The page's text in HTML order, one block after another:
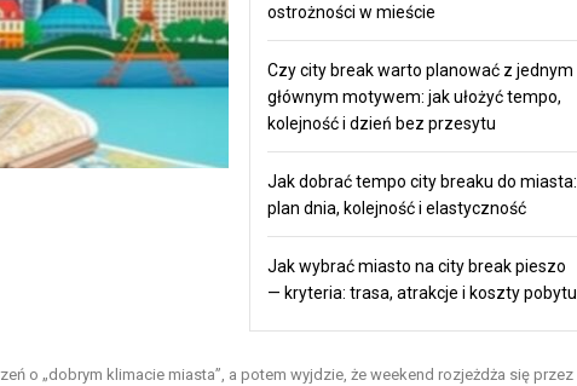
ostrożności w mieście
Czy city break warto planować z jednym
głównym motywem: jak ułożyć tempo,
kolejność i dzień bez przesytu
Jak dobrać tempo city breaku do miasta:
plan dnia, kolejność i elastyczność
Jak wybrać miasto na city break pieszo
— kryteria: trasa, atrakcje i koszty pobytu
o „dobrym klimacie miasta”, a potem wyjdzie, że weekend rozjeżdża się przez